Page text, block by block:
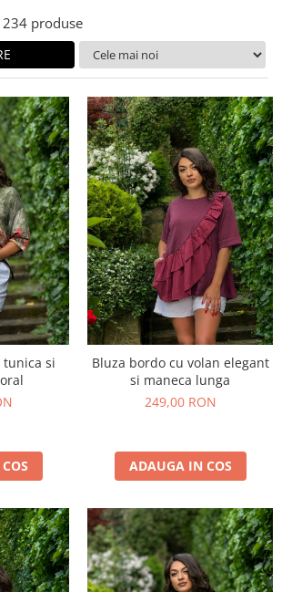
234 produse
tunica si
Bluza bordo cu volan elegant
si maneca lunga
249,00 RON
ADAUGA IN COS